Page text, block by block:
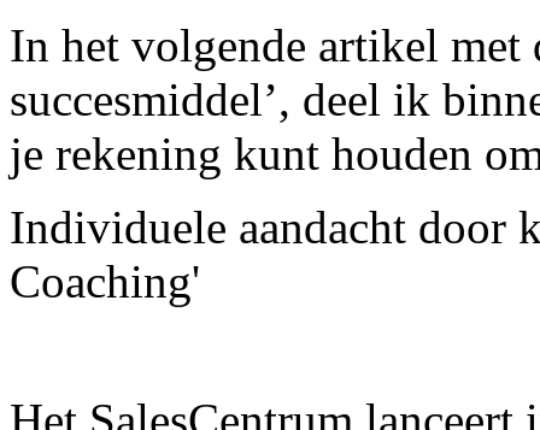
In het volgende artikel met
succesmiddel’, deel ik
je rekening kunt houden
Individuele aandacht door
Coaching'
Het SalesCentrum